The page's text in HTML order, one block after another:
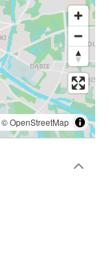
©OpenStreetMap